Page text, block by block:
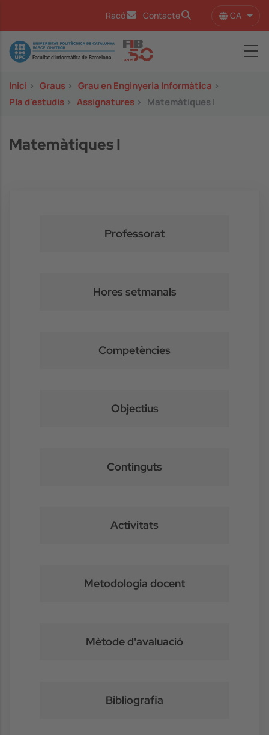
Racó Contacte CA
Image
Inici > Graus > Grau en Enginyeria Informàtica >
Pla d'estudis > Assignatures > Matemàtiques I
Matemàtiques I
Professorat
Hores setmanals
Competències
Objectius
Continguts
Activitats
Metodologia docent
Mètode d'avaluació
Bibliografia